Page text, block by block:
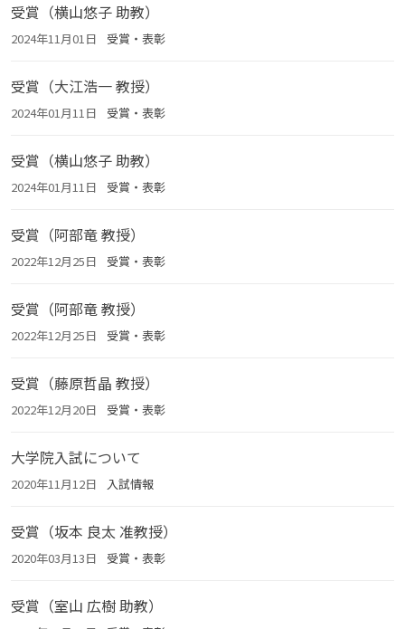
受賞（横山悠子 助教）
2024年11月01日 受賞・表彰
受賞（大江浩一 教授）
2024年01月11日 受賞・表彰
受賞（横山悠子 助教）
2024年01月11日 受賞・表彰
受賞（阿部竜 教授）
2022年12月25日 受賞・表彰
受賞（阿部竜 教授）
2022年12月25日 受賞・表彰
受賞（藤原哲晶 教授）
2022年12月20日 受賞・表彰
大学院入試について
2020年11月12日 入試情報
受賞（坂本 良太 准教授）
2020年03月13日 受賞・表彰
受賞（室山 広樹 助教）